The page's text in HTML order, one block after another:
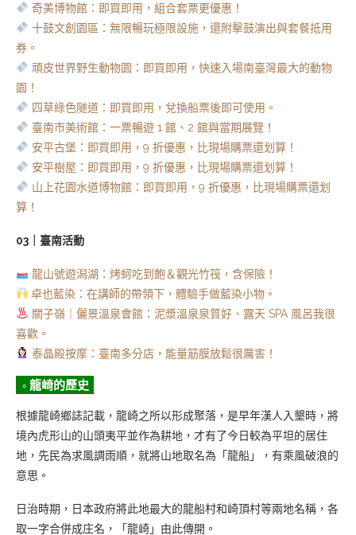
奇美博物館：即買即用，組合套票更優惠！
十鼓文創園區：無限暢玩極限設施，還附擊鼓演出與套餐抵用
券。
頑皮世界野生動物園：即買即用，快速入場南臺灣最大的動物
園！
四草綠色隧道：即買即用，兌換船票後即可使用。
臺南市美術館：一票暢遊 1 館、2 館與當期展覽！
安平古堡：即買即用，9 折優惠，比現場購票還划算！
安平樹屋：即買即用，9 折優惠，比現場購票還划算！
山上花園水道博物館：即買即用，9 折優惠，比現場購票還划
算！
03｜臺南活動
龍山號遊潟湖：烤蚵吃到飽＆觀光竹筏，含保險！
卓也藍染：在講師的帶領下，體驗手做藍染小物。
關子嶺｜儷景溫泉會館：泥漿溫泉泉質好、露天 SPA 風呂我很
喜歡。
泰晶殿按摩：臺南多分店，能量筋膜放鬆很厲害！
◦ 龍崎的歷史
根據龍崎鄉誌記載，龍崎之所以形成聚落，是早年漢人入墾時，將
境內虎形山的山頭夷平並作為耕地，才有了今日較為平坦的居住
地，先民為求風調雨順，就將山地取名為「龍船」，有乘風破浪的
意思。
日治時期，日本政府將此地最大的龍船村和崎頂村等兩地名稱，各
取一字合併成庄名，「龍崎」由此傳開。